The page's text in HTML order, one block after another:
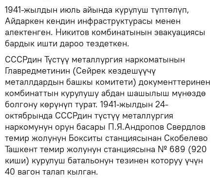
1941-жылдын июль айында курулуш түптөлүп,
Айдаркен кендин инфраструктурасы менен
алектенген. Никитов комбинатынын эвакуациясы
бардык ишти дароо тездеткен.
СССРдин Түстүү металлургия наркоматынын
Главредметинин (Сейрек кездешүүчү
металлдардын башкы комитети) документтеринен
комбинаттын курулушу абдан шашылыш мүнөздө
болгону көрүнүп турат. 1941-жылдын 24-
октябрында СССРдин түстүү металлургия
наркомунун орун басары П.Я.Андропов Свердлов
темир жолунун Бокситы станциясынан Скобелево
Ташкент темир жолунун станциясына № 689 (920
киши) курулуш батальонун тезинен которуу үчүн
40 вагон талап кылган.